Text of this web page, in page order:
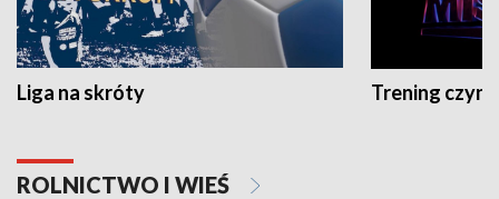
Liga na skróty Trening czyni
ROLNICTWO I WIEŚ